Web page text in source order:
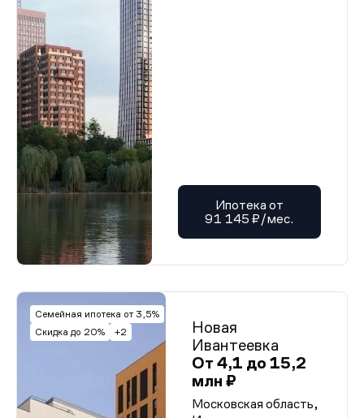
Ипотека от
91 145 ₽/мес.
Семейная ипотека от 3,5%
Скидка до 20%
+2
Новая
Ивантеевка
От 4,1 до 15,2
млн ₽
Московская область,